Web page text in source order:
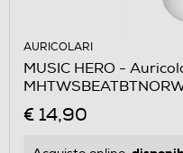
AURICOLARI
MUSIC HERO -
€ 14,90